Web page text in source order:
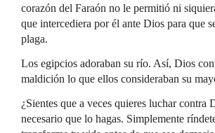
corazón del Faraón no le permitió ni
que intercediera por él ante Dios para que
plaga.
Los egipcios adoraban su río. Así, Dios
maldición lo que ellos consideraban su
¿Sientes que a veces quieres luchar contra
necesario que lo hagas. Simplemente